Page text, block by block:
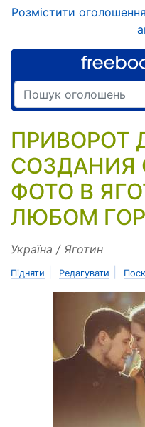
Розмістити оголошення
ПРИВОРОТ
СОЗДАНИЯ
ФОТО В
ЛЮБОМ
Україна / Яготин
Підняти Редагувати